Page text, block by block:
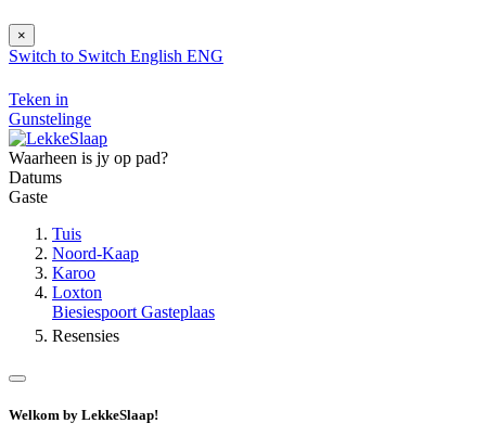
×
Switch to Switch English ENG
Teken in
Gunstelinge
Waarheen is jy op pad?
Datums
Gaste
Tuis
Noord-Kaap
Karoo
Loxton
Biesiespoort Gasteplaas
Resensies
Welkom by LekkeSlaap!